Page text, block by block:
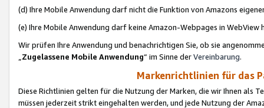
(d) Ihre Mobile Anwendung darf nicht die Funktion von Amazons
(e) Ihre Mobile Anwendung darf keine Amazon-Webpages in WebView
Wir prüfen Ihre Anwendung und benachrichtigen Sie, ob sie
„Zugelassene Mobile Anwendung“ im Sinne derVereinbarung.
Markenrichtlinien für das
Diese Richtlinien gelten für die Nutzung der Marken, die wir Ihnen als
müssen jederzeit strikt eingehalten werden, und jede Nutzung der